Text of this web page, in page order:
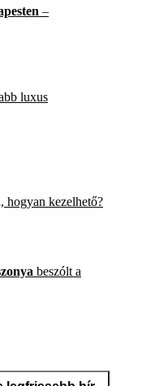
–
luxus
hogyan kezelhető?
beszólt a